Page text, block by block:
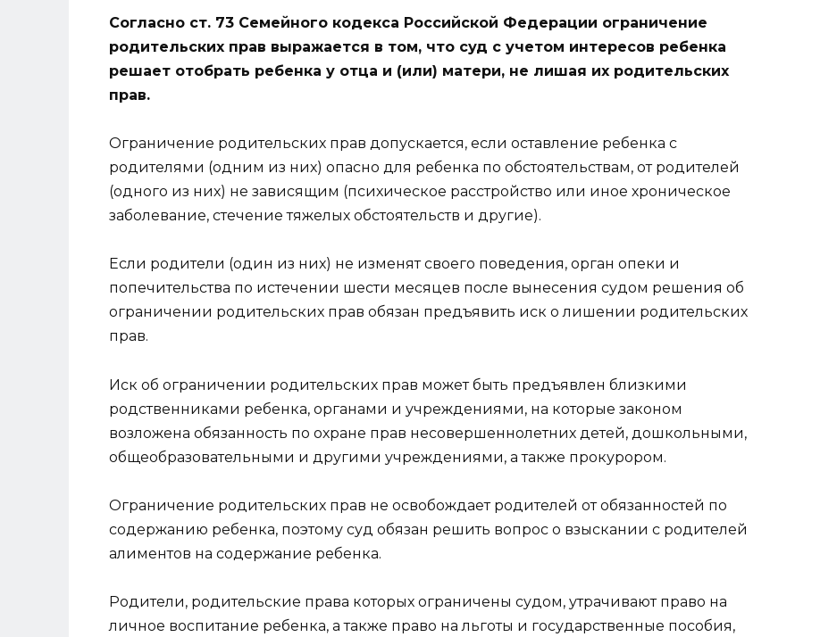
Согласно ст. 73 Семейного кодекса Российской Федерации ограничение
родительских прав выражается в том, что суд с учетом интересов ребенка
решает отобрать ребенка у отца и (или) матери, не лишая их родительских
прав.
Ограничение родительских прав допускается, если оставление ребенка с
родителями (одним из них) опасно для ребенка по обстоятельствам, от родителей
(одного из них) не зависящим (психическое расстройство или иное хроническое
заболевание, стечение тяжелых обстоятельств и другие).
Если родители (один из них) не изменят своего поведения, орган опеки и
попечительства по истечении шести месяцев после вынесения судом решения об
ограничении родительских прав обязан предъявить иск о лишении родительских
прав.
Иск об ограничении родительских прав может быть предъявлен близкими
родственниками ребенка, органами и учреждениями, на которые законом
возложена обязанность по охране прав несовершеннолетних детей, дошкольными,
общеобразовательными и другими учреждениями, а также прокурором.
Ограничение родительских прав не освобождает родителей от обязанностей по
содержанию ребенка, поэтому суд обязан решить вопрос о взыскании с родителей
алиментов на содержание ребенка.
Родители, родительские права которых ограничены судом, утрачивают право на
личное воспитание ребенка, а также право на льготы и государственные пособия,